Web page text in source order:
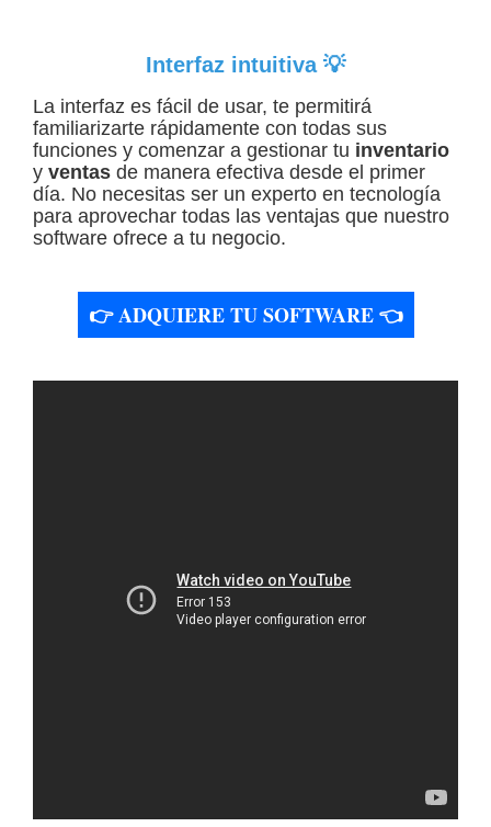
Interfaz intuitiva 💡
La interfaz es fácil de usar, te permitirá
familiarizarte rápidamente con todas sus
funciones y comenzar a gestionar tu inventario
y ventas de manera efectiva desde el primer
día. No necesitas ser un experto en tecnología
para aprovechar todas las ventajas que nuestro
software ofrece a tu negocio.
👉 ADQUIERE TU SOFTWARE 👈